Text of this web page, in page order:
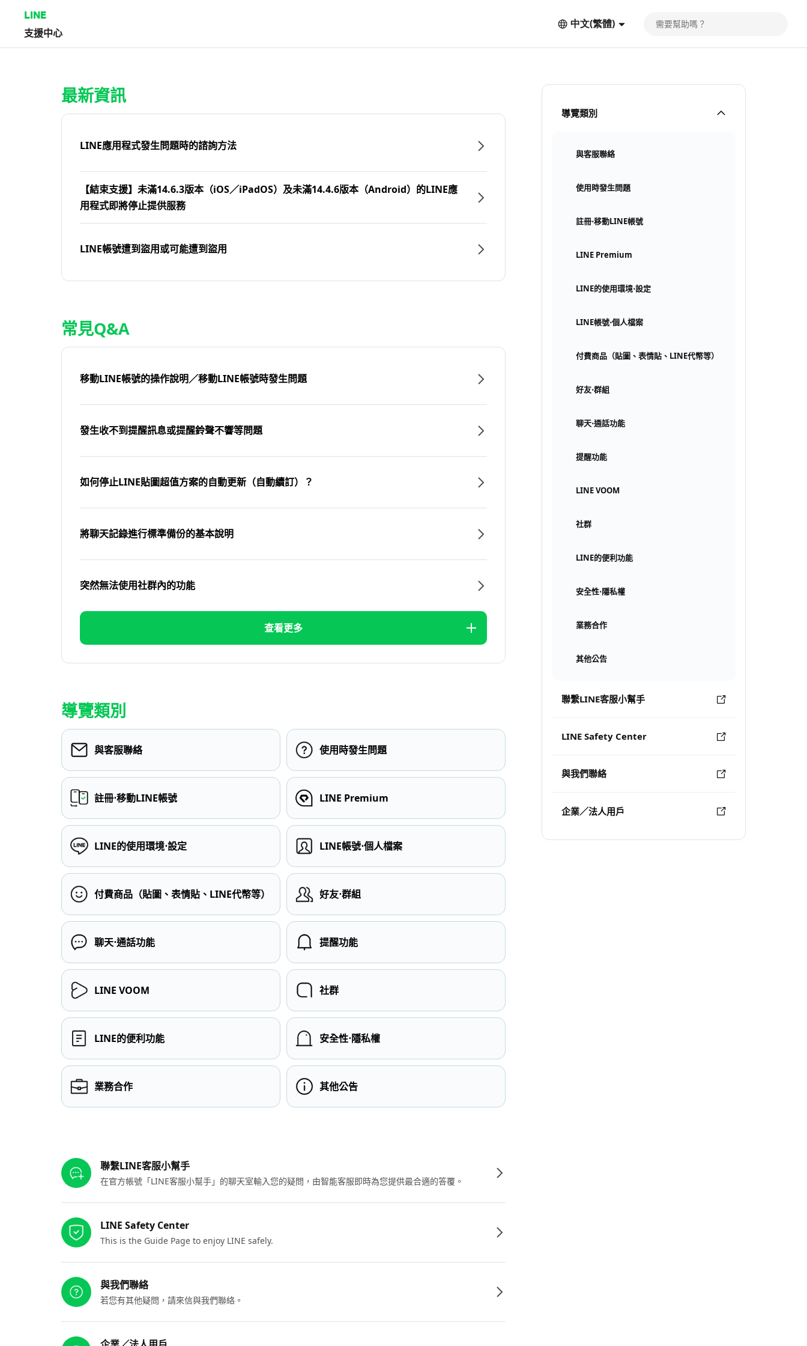
LINE
支援中心
中文(繁體)
導覽類別
與客服聯絡
使用時發生問題
註冊⋅移動LINE帳號
LINE Premium
LINE的使用環境⋅設定
LINE帳號⋅個人檔案
付費商品（貼圖、表情貼、LINE代幣等）
好友⋅群組
聊天⋅通話功能
提醒功能
LINE VOOM
社群
LINE的便利功能
安全性⋅隱私權
業務合作
其他公告
聯繫LINE客服小幫手
LINE Safety Center
與我們聯絡
企業／法人用戶
最新資訊
LINE應用程式發生問題時的諮詢方法
【結束支援】未滿14.6.3版本（iOS／iPadOS）及未滿14.4.6版本（Android）的LINE應
用程式即將停止提供服務
LINE帳號遭到盜用或可能遭到盜用
常見Q&A
移動LINE帳號的操作說明／移動LINE帳號時發生問題
發生收不到提醒訊息或提醒鈴聲不響等問題
如何停止LINE貼圖超值方案的自動更新（自動續訂）？
將聊天記錄進行標準備份的基本說明
突然無法使用社群內的功能
查看更多
導覽類別
與客服聯絡 使用時發生問題
註冊⋅移動LINE帳號 LINE Premium
LINE的使用環境⋅設定 LINE帳號⋅個人檔案
付費商品（貼圖、表情貼、LINE代幣等） 好友⋅群組
聊天⋅通話功能 提醒功能
LINE VOOM 社群
LINE的便利功能 安全性⋅隱私權
業務合作 其他公告
聯繫LINE客服小幫手
在官方帳號「LINE客服小幫手」的聊天室輸入您的疑問，由智能客服即時為您提供最合適的答覆。
LINE Safety Center
This is the Guide Page to enjoy LINE safely.
與我們聯絡
若您有其他疑問，請來信與我們聯絡。